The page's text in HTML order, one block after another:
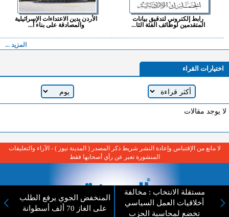
رابط إلكتروني لتدقيق بيانات
المتقدمين لوظائف الفئة الثا...
الأردن يدين الاعتداءات الإسرائيلية
والمصادقة على بناء أ...
المزيد ...
اختيارات القراء
لا يوجد مقالات
مستقلة الانتخاب : مخالفة
أخلاقيات العمل السياسي
تخضع لمحاسبة الحزب
المنخفض الجوي يرفع الطلب
على الغاز 70 ألف أسطوانة
لا مانع من الإقتباس وإعادة النشر شريط ذكر المصدر ( المدينة نيوز ) - الآراء والتعليقات
المنشورة تعبر عن رأي أصحابها فقط